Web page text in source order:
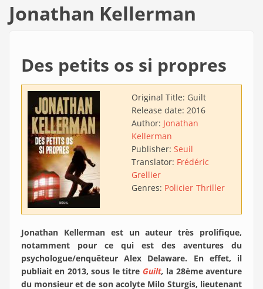
Jonathan Kellerman
Des petits os si propres
Original Title: Guilt
Release date: 2016
Author: Jonathan
Kellerman
Publisher: Seuil
Translator: Frédéric
Grellier
Genres: Policier Thriller
Jonathan Kellerman est un auteur très prolifique,
notamment pour ce qui est des aventures du
psychologue/enquêteur Alex Delaware. En effet, il
publiait en 2013, sous le titre Guilt, la 28ème aventure
du monsieur et de son acolyte Milo Sturgis, lieutenant